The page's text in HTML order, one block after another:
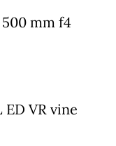
mm f4
VR vine